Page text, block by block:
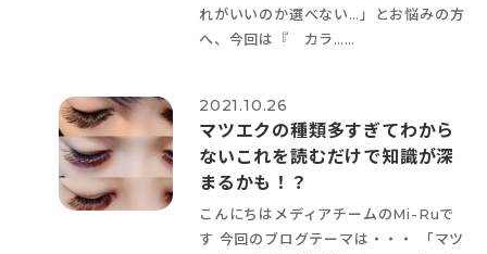
れがいいのか選べない…」とお悩みの方
へ、今回は『 カラ……
2021.10.26
マツエクの種類多すぎてわから
ない これを読むだけで知識が深
まるかも！？
こんにちはメディアチームのMi-Ruで
す 今回のブログテーマは・・・ 「マツ